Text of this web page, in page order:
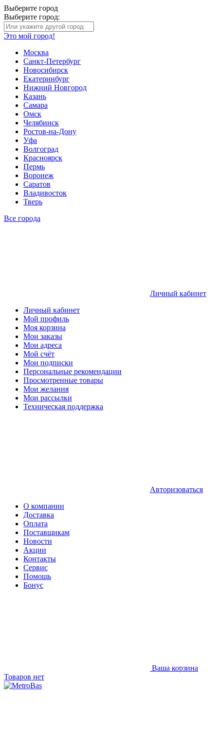
Выберите город
Выберите город:
Это мой город!
Москва
Санкт-Петербург
Новосибирск
Екатеринбург
Нижний Новгород
Казань
Самара
Омск
Челябинск
Ростов-на-Дону
Уфа
Волгоград
Красноярск
Пермь
Воронеж
Саратов
Владивосток
Тверь
Все города
Личный кабинет
Личный кабинет
Мой профиль
Моя корзина
Мои заказы
Мои адреса
Мой счёт
Мои подписки
Персональные рекомендации
Просмотренные товары
Мои желания
Мои рассылки
Техническая поддержка
Авторизоваться
О компании
Доставка
Оплата
Поставщикам
Новости
Акции
Контакты
Сервис
Помощь
Бонус
Ваша корзина
Товаров нет